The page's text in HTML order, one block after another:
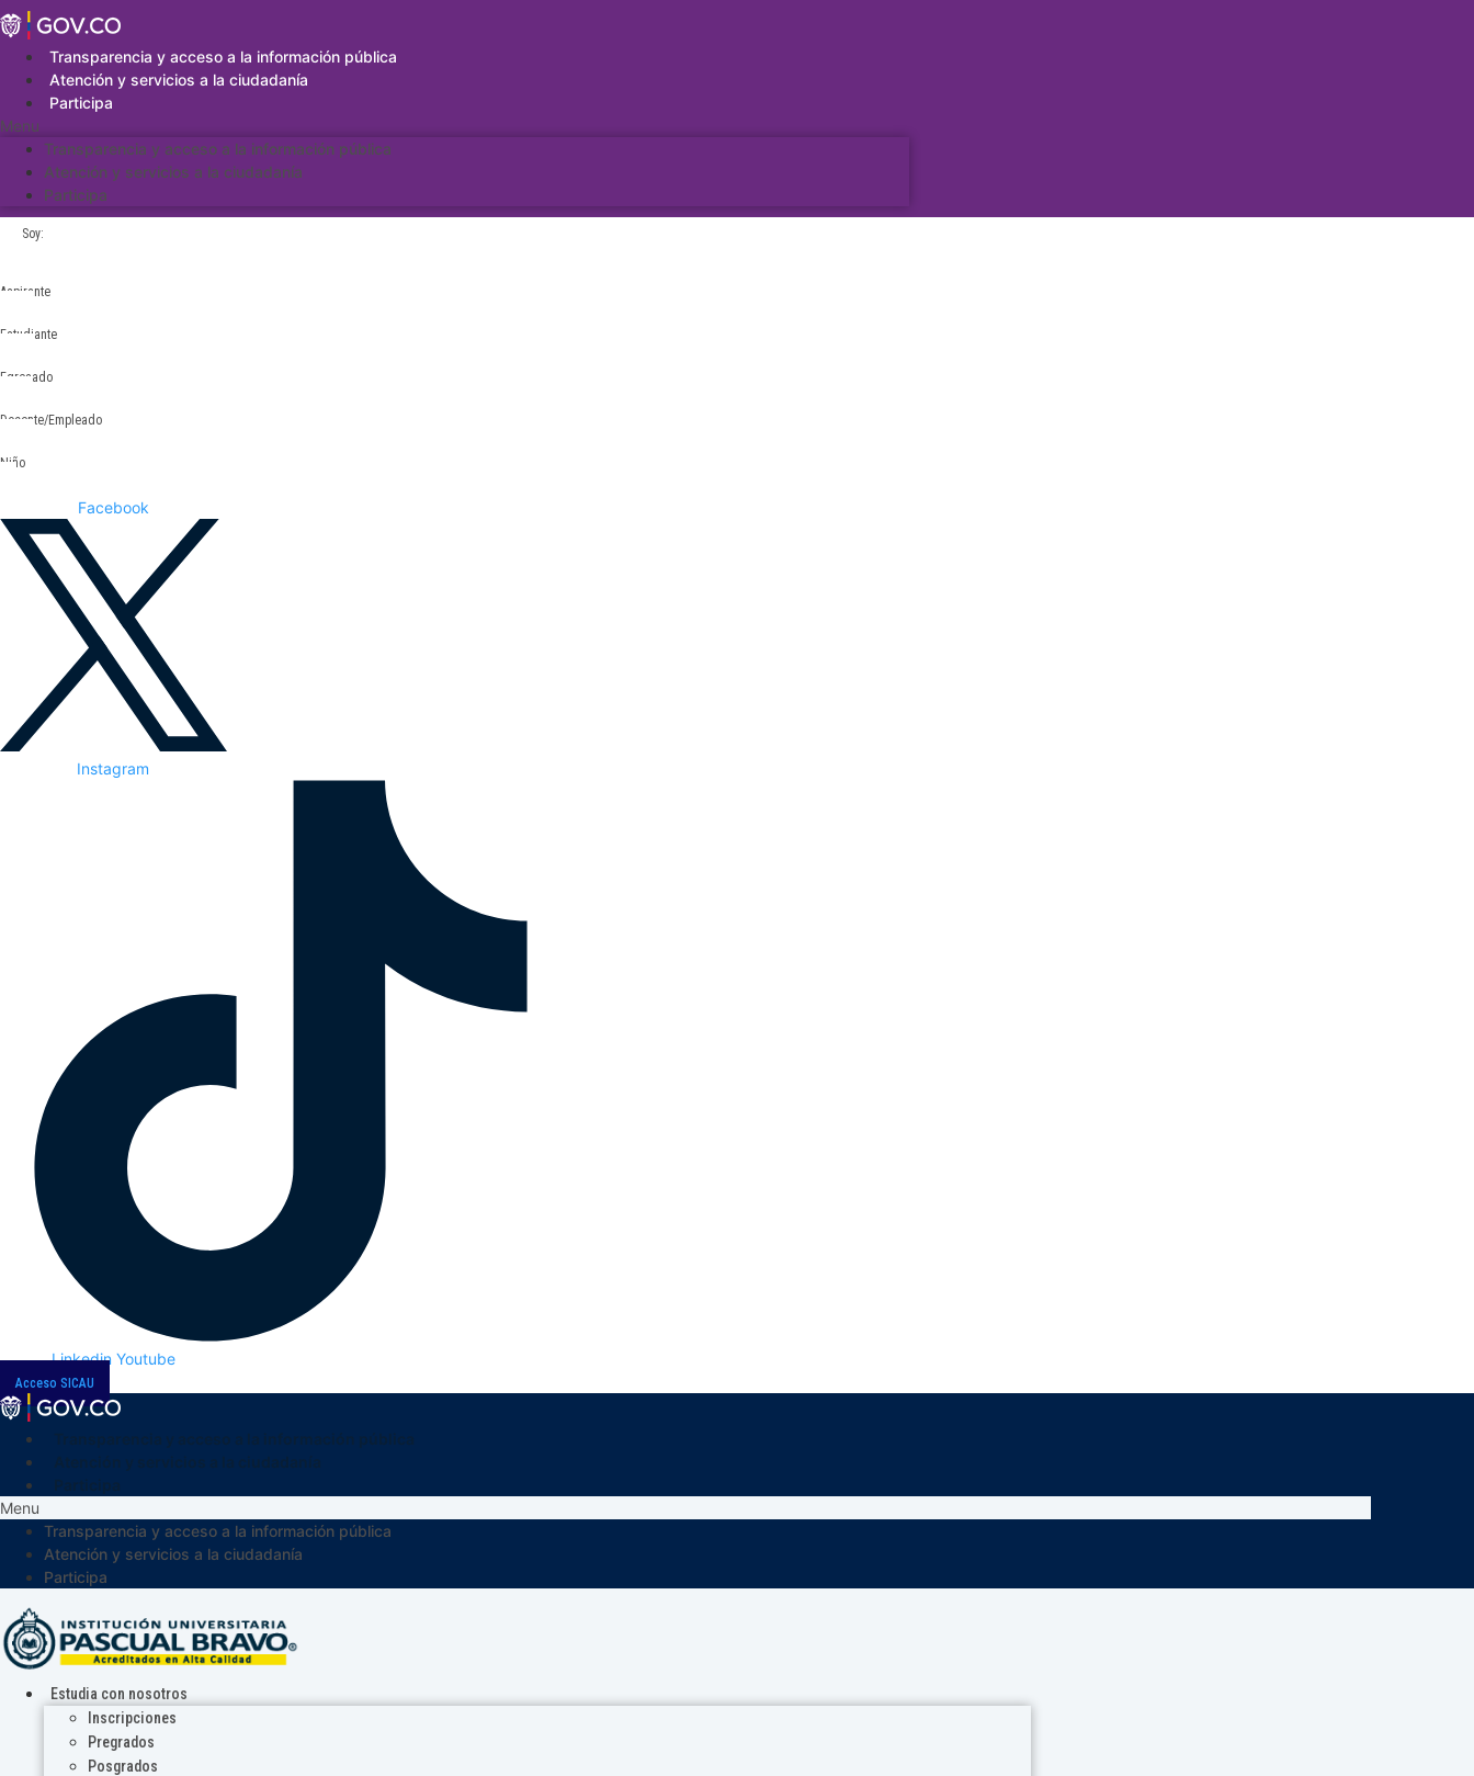
Saltar
al
contenidoTransparencia y acceso a la información pública
Atención y servicios a la ciudadanía
Participa
Menu
Transparencia y acceso a la información pública
Atención y servicios a la ciudadanía
Participa
Soy:
Aspirante
Estudiante
Egresado
Docente/Empleado
Niño
Facebook
Instagram
Linkedin Youtube
Acceso SICAU
Menu
Transparencia y acceso a la información pública
Atención y servicios a la ciudadanía
Participa
Estudia con nosotros
Inscripciones
Pregrados
Posgrados